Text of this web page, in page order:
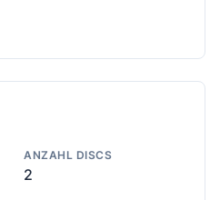
ANZAHL DISCS
2